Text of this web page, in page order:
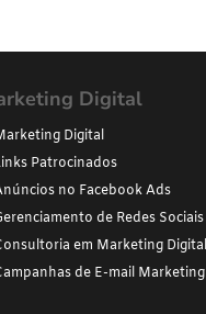
Digital
Digital
Patrocinados
no Facebook Ads
de Redes Sociais
em Marketing Digital
de E-mail Marketing